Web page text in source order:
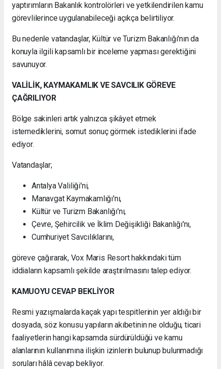
yaptırımların Bakanlık kontrolörleri ve yetkilendirilen kamu
görevlilerince uygulanabileceği açıkça belirtiliyor.
Bu nedenle vatandaşlar, Kültür ve Turizm Bakanlığı'nın da
konuyla ilgili kapsamlı bir inceleme yapması gerektiğini
savunuyor.
VALİLİK, KAYMAKAMLIK VE SAVCILIK GÖREVE
ÇAĞRILIYOR
Bölge sakinleri artık yalnızca şikâyet etmek
istemediklerini, somut sonuç görmek istediklerini ifade
ediyor.
Vatandaşlar;
Antalya Valiliği'ni,
Manavgat Kaymakamlığı'nı,
Kültür ve Turizm Bakanlığı'nı,
Çevre, Şehircilik ve İklim Değişikliği Bakanlığı'nı,
Cumhuriyet Savcılıklarını,
göreve çağırarak, Vox Maris Resort hakkındaki tüm
iddiaların kapsamlı şekilde araştırılmasını talep ediyor.
KAMUOYU CEVAP BEKLİYOR
Resmi yazışmalarda kaçak yapı tespitlerinin yer aldığı bir
dosyada, söz konusu yapıların akıbetinin ne olduğu, ticari
faaliyetlerin hangi kapsamda sürdürüldüğü ve kamu
alanlarının kullanımına ilişkin izinlerin bulunup bulunmadığı
soruları hâlâ cevap bekliyor.